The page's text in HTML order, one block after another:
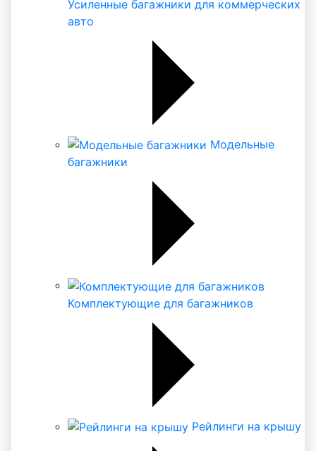
Усиленные багажники для коммерческих
авто
Модельные
багажники
Комплектующие для багажников
Рейлинги на крышу